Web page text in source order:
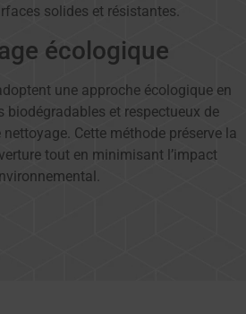
solides et résistantes.
écologique
une approche écologique en
biodégradables et respectueux de
Cette méthode préserve la
tout en minimisant l’impact